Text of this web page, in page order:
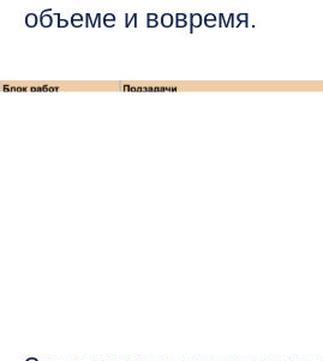
объеме и вовремя.